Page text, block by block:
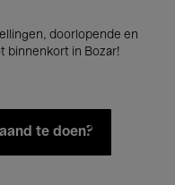
doorlopende en
binnenkort in Bozar!
te doen?